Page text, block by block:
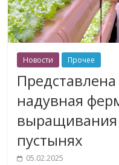
Новости Прочее
надувная
пустынях
05.02.2025